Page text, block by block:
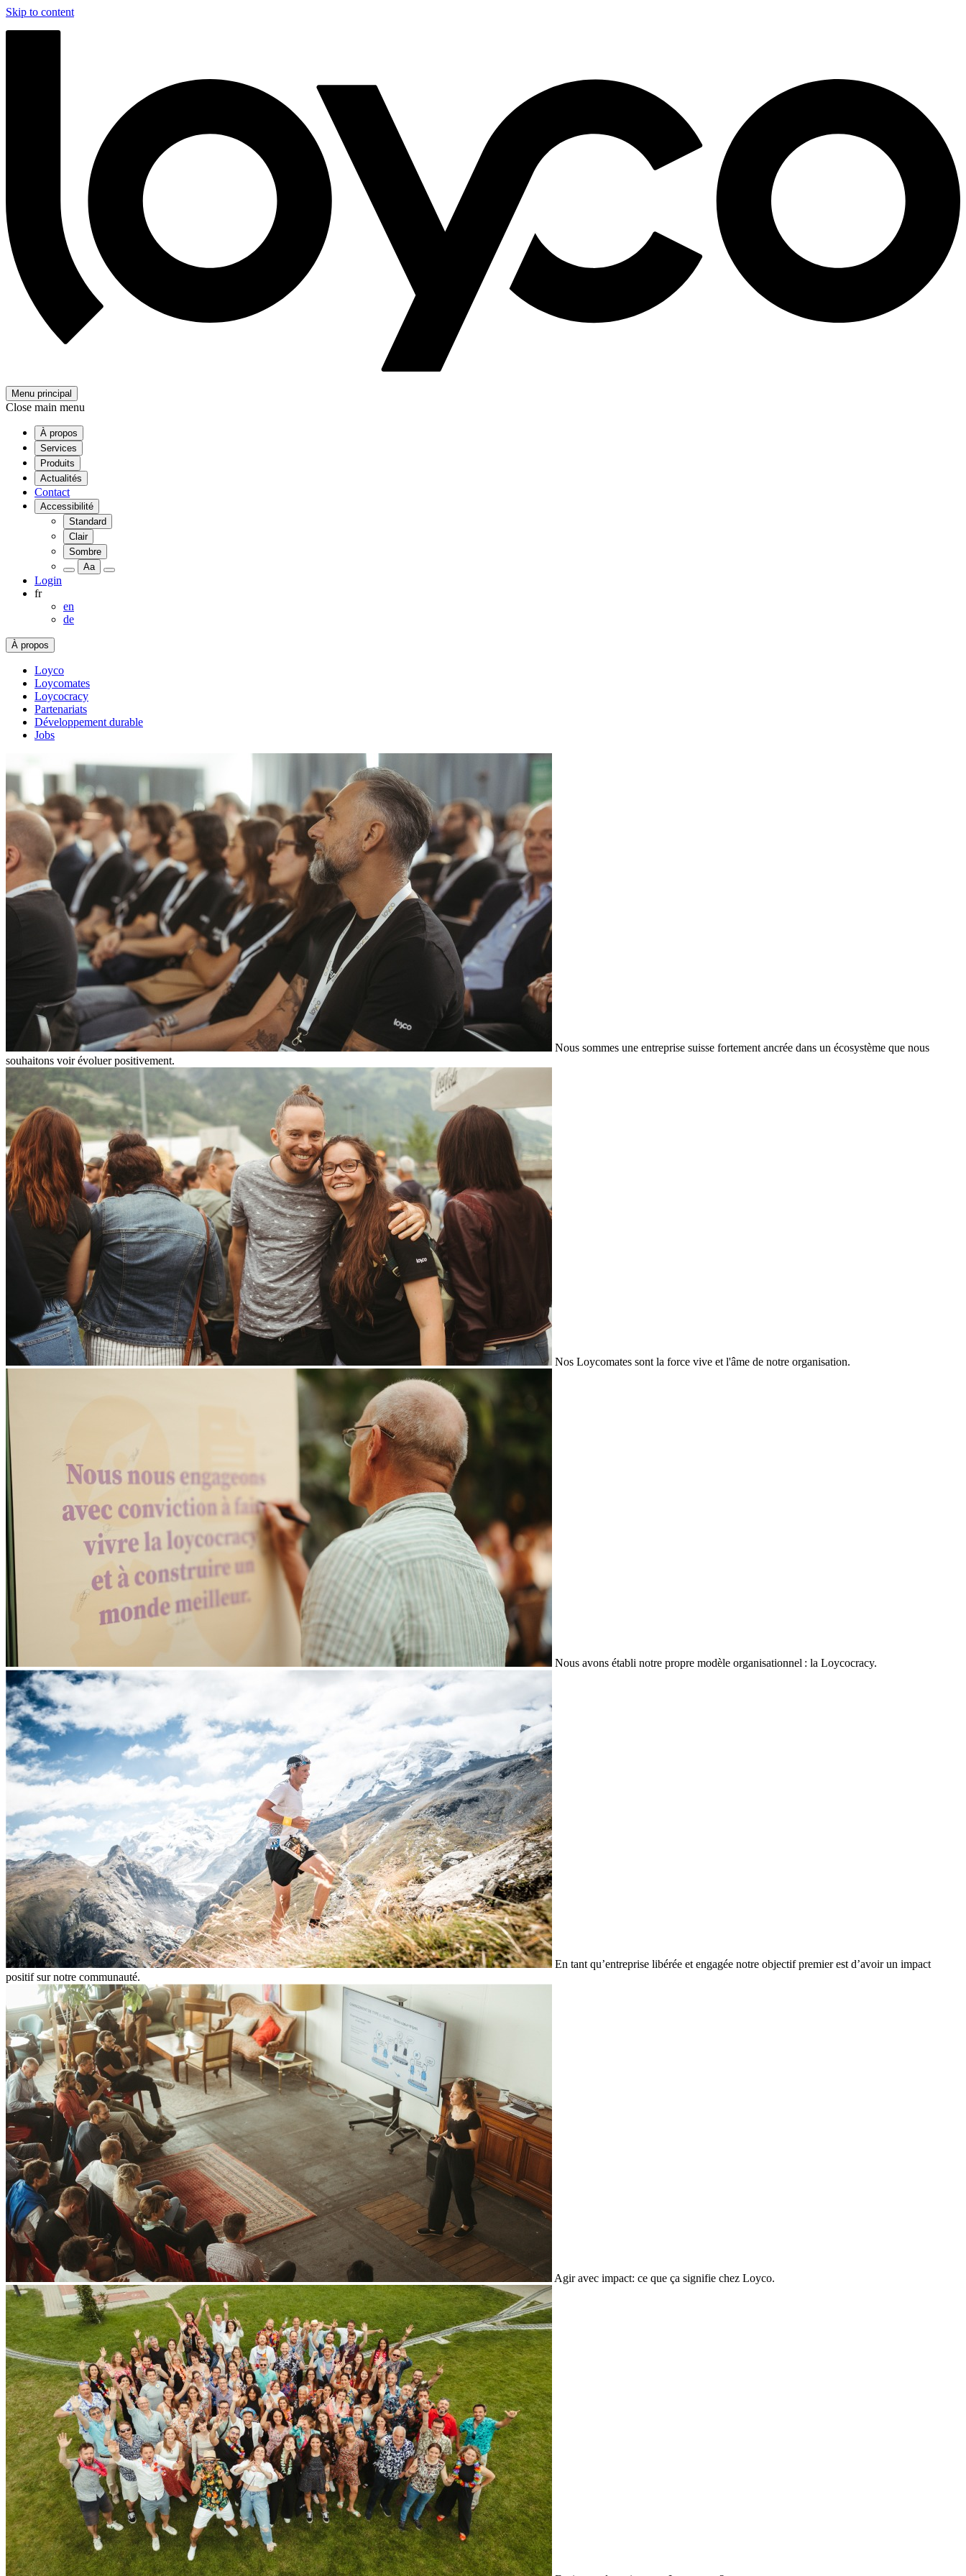
Skip to content
Menu principal
Close main menu
À propos
Services
Produits
Actualités
Contact
Accessibilité
Standard
Clair
Sombre
Aa
Login
fr
en
de
À propos
Loyco
Loycomates
Loycocracy
Partenariats
Développement durable
Jobs
Nous sommes une entreprise suisse fortement ancrée dans un écosystème que nous
souhaitons voir évoluer positivement.
Nos Loycomates sont la force vive et l'âme de notre organisation.
Nous avons établi notre propre modèle organisationnel : la Loycocracy.
En tant qu’entreprise libérée et engagée notre objectif premier est d’avoir un impact
positif sur notre communauté.
Agir avec impact: ce que ça signifie chez Loyco.